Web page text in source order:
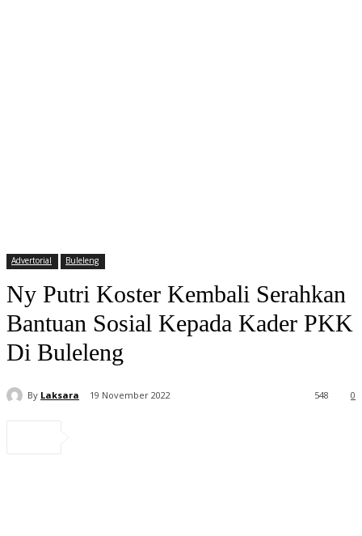
Advertorial Buleleng
Ny Putri Koster Kembali Serahkan
Bantuan Sosial Kepada Kader PKK
Di Buleleng
By Laksara 19 November 2022 0
548